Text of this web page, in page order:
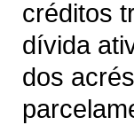
créditos
dívida
dos